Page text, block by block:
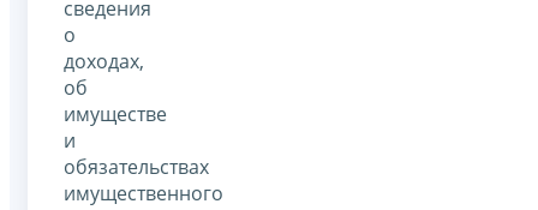
сведения
о
доходах,
об
имуществе
и
обязательствах
имущественного